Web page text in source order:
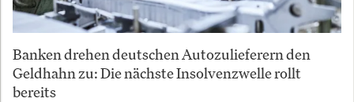
Banken drehen deutschen Autozulieferern den
Geldhahn zu: Die nächste Insolvenzwelle rollt
bereits